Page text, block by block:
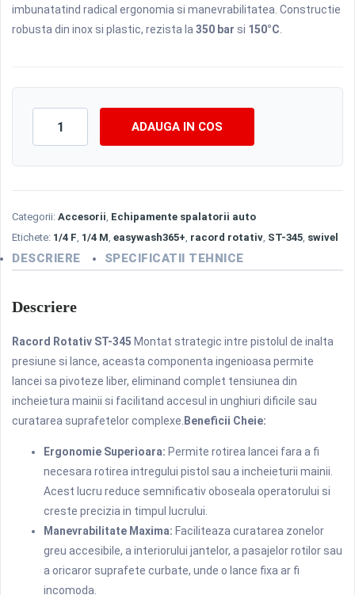
imbunatatind radical ergonomia si manevrabilitatea. Constructie
robusta din inox si plastic, rezista la 350 bar si 150°C
pentru
Lance,
easywash365+®,
350
Rosu
ADAUGA IN COS
Categorii: Accesorii, Echipamente spalatorii auto
Etichete: 1/4 F, 1/4 M, easywash365+, racord rotativ, ST-345, swivel
DESCRIERE SPECIFICATII TEHNICE
Descriere
Racord Rotativ ST-345 Montat strategic intre pistolul de inalta
presiune si lance, aceasta componenta ingenioasa permite
lancei sa pivoteze liber, eliminand complet tensiunea din
incheietura mainii si facilitand accesul in unghiuri dificile sau
curatarea suprafetelor complexe. Beneficii Cheie:
Ergonomie Superioara: Permite rotirea lancei fara a fi
necesara rotirea intregului pistol sau a incheieturii mainii.
Acest lucru reduce semnificativ oboseala operatorului si
creste precizia in timpul lucrului.
Manevrabilitate Maxima: Faciliteaza curatarea zonelor
greu accesibile, a interiorului jantelor, a pasajelor rotilor sau
a oricaror suprafete curbate, unde o lance fixa ar fi
incomoda.